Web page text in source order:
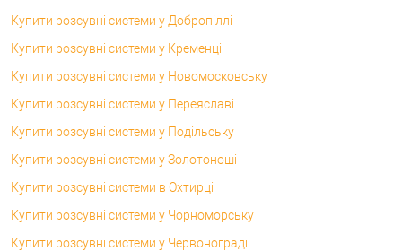
Купити розсувні системи у Добропіллі
Купити розсувні системи у Кременці
Купити розсувні системи у Новомосковську
Купити розсувні системи у Переяславі
Купити розсувні системи у Подільську
Купити розсувні системи у Золотоноші
Купити розсувні системи в Охтирці
Купити розсувні системи у Чорноморську
Купити розсувні системи у Червонограді